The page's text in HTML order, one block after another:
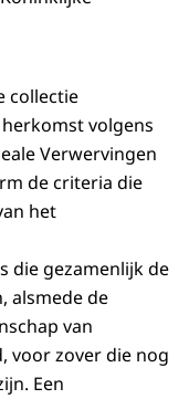
collectie
volgens
Verwervingen
de criteria die
het
die gezamenlijk de
alsmede de
van
voor zover die nog
Een